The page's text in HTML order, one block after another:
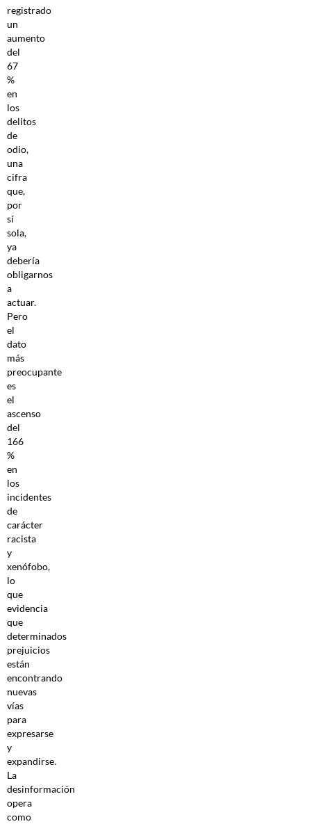
registrado
un
aumento
del
67
%
en
los
delitos
de
odio,
una
cifra
que,
por
sí
sola,
ya
debería
obligarnos
a
actuar.
Pero
el
dato
más
preocupante
es
el
ascenso
del
166
%
en
los
incidentes
de
carácter
racista
y
xenófobo,
lo
que
evidencia
que
determinados
prejuicios
están
encontrando
nuevas
vías
para
expresarse
y
expandirse.
La
desinformación
opera
como